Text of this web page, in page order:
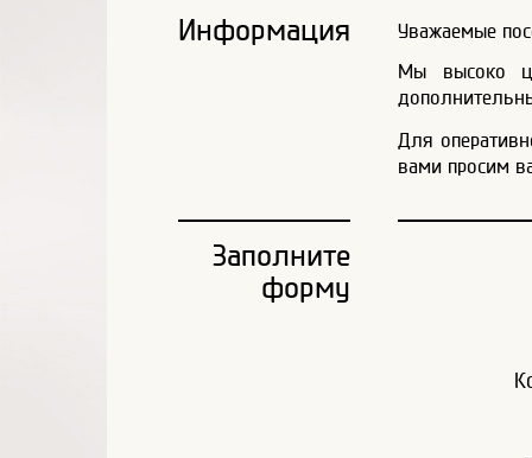
Информация
Уважаемые
Мы высоко
Для
вами просим
Заполните
форму